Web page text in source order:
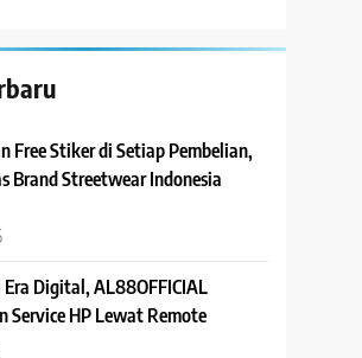
Free Stiker di Setiap Pembelian,
Brand Streetwear Indonesia
Digital, AL88OFFICIAL
Service HP Lewat Remote